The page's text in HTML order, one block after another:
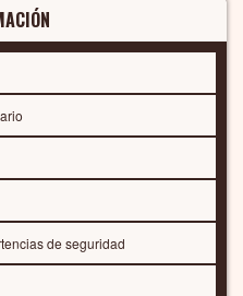
de seguridad